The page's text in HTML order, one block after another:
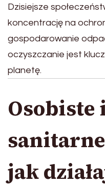
Dzisiejsze
koncentrację na
gospodarowanie
oczyszczanie jest
planetę.
Osobiste
jak